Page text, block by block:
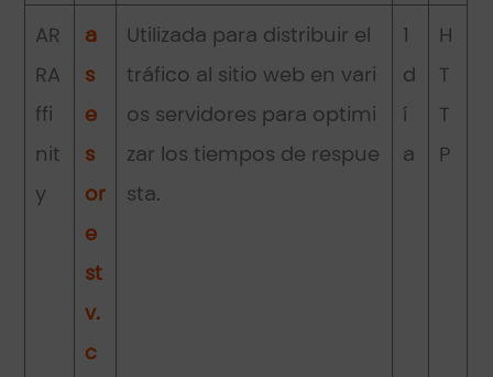
AR
RA
ffi
nit
y
a
s
e
s
or
e
st
v.
c
Utilizada para distribuir el
tráfico al sitio web en vari
os servidores para optimi
zar los tiempos de respue
sta.
1
d
í
a
H
T
T
P